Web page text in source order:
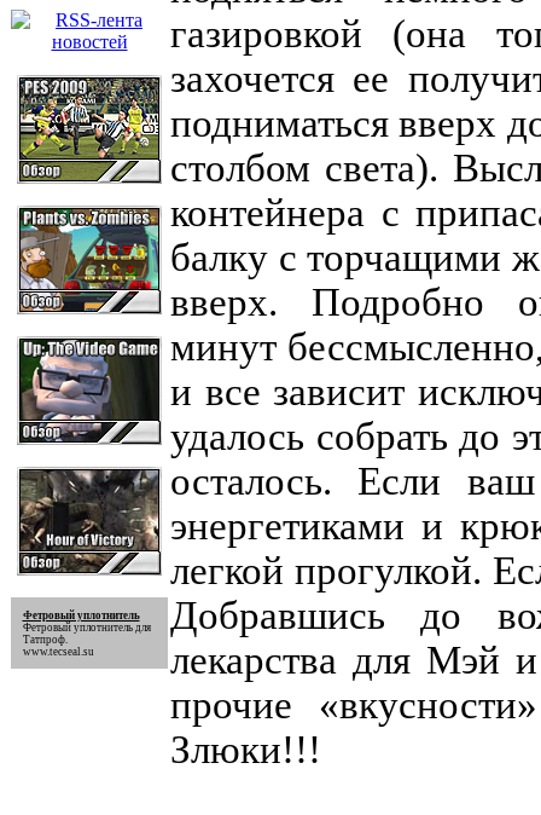
Фетровый уплотнитель
Фетровый уплотнительдля
Татпроф.
www.tecseal.su
газировкой (она
захочется ее
подниматься вверх
столбом света).
контейнера с
балку с торчащими
вверх. Подробно
минут
и все зависит
удалось собрать до
осталось. Если
энергетиками и
легкой прогулкой.
Добравшись до
лекарства для Мэй
прочие
Злюки!!!